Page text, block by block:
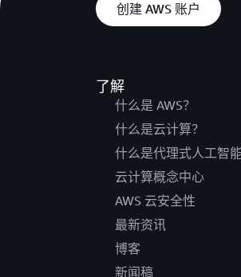
创建 AWS 账户
了解
什么是 AWS？
什么是云计算？
什么是代理式人工智能
云计算概念中心
AWS 云安全性
最新资讯
博客
新闻稿